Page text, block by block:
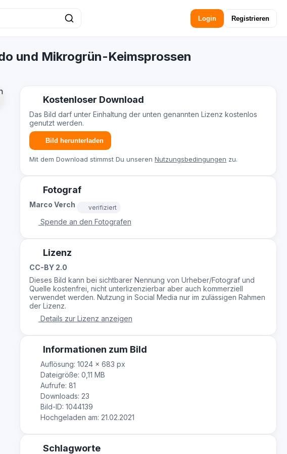
Login Registrieren
und Mikrogrün-Keimsprossen
Kostenloser Download
Das Bild darf unter Einhaltung der unten genannten Lizenz kostenlos
genutzt werden.
Bild herunterladen
Mit dem Download stimmst Du unserenNutzungsbedingungen zu.
Fotograf
Marco Verch verifiziert
Spende an den Fotografen
Lizenz
CC-BY 2.0
Dieses Bild kann bei sichtbarer Nennung von Urheber/Fotograf und
Quelle kostenfrei, nicht unterlizenzierbar aber auch kommerziell
verwendet werden. Nutzung in Social Media nur im zulässigen Rahmen
der Lizenz.
Details zur Lizenz anzeigen
Informationen zum Bild
Auflösung: 1024 × 683 px
Dateigröße: 0,11 MB
Aufrufe: 81
Downloads: 23
Bild-ID: 1044139
Hochgeladen am: 21.02.2021
Schlagworte